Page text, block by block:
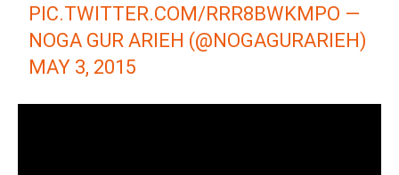
PIC.TWITTER.COM/RRR8BWKMPO —
NOGA GUR ARIEH (@NOGAGURARIEH)
MAY 3, 2015